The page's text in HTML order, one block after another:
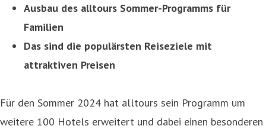
Ausbau des alltours Sommer-Programms für
Familien
Das sind die populärsten Reiseziele mit
attraktiven Preisen
Für den Sommer 2024 hat alltours sein Programm um
weitere 100 Hotels erweitert und dabei einen besonderen